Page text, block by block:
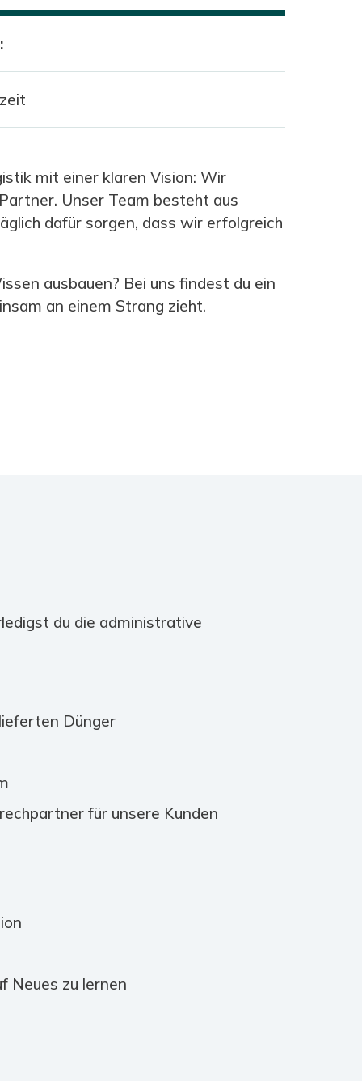
mit einer klaren Vision: Wir
Unser Team besteht aus
dafür sorgen, dass wir erfolgreich
ausbauen? Bei uns findest du ein
an einem Strang zieht.
du die administrative
Dünger
für unsere Kunden
Neues zu lernen